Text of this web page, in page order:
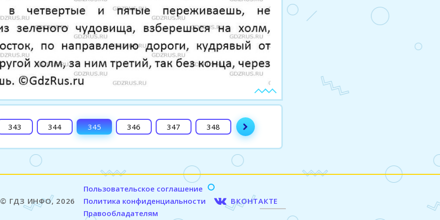
343 344 345 346 347 348
© ГДЗ ИНФО, 2026
Пользовательское соглашение
Политика конфиденциальности
Правообладателям
ВКОНТАКТЕ